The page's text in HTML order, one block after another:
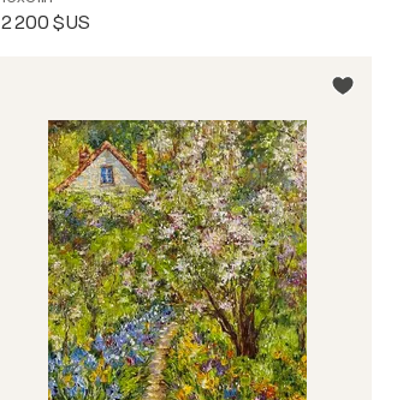
2 200 $US